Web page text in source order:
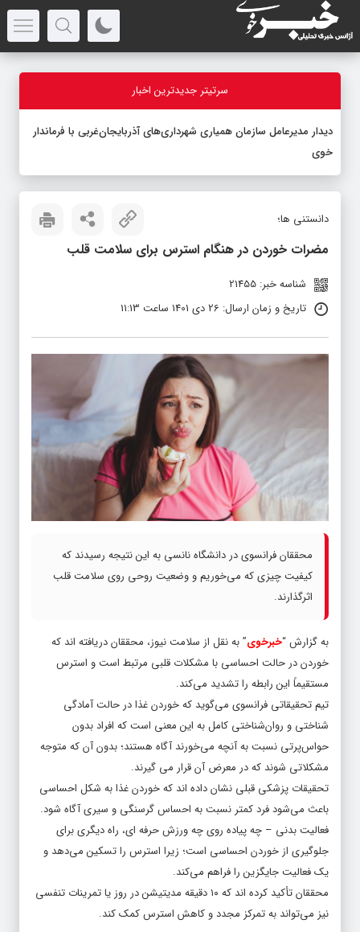
سرتیتر جدیدترین اخبار
دیدار مدیرعامل سازمان همیاری شهرداری‌های آذربایجان‌غربی با فرماندار
خوی
دانستنی ها؛
مضرات خوردن در هنگام استرس برای سلامت قلب
شناسه خبر: 21455
تاریخ و زمان ارسال: 26 دی 1401 ساعت 11:13
محققان فرانسوی در دانشگاه نانسی به این نتیجه رسیدند که
کیفیت چیزی که می‌خوریم و وضعیت روحی روی سلامت قلب
اثرگذارند.
به گزارش “خبرخوی” به نقل از سلامت نیوز، محققان دریافته اند که
خوردن در حالت احساسی با مشکلات قلبی مرتبط است و استرس
مستقیماً این رابطه را تشدید می‌کند.
تیم تحقیقاتی فرانسوی می‌گوید که خوردن غذا در حالت آمادگی
شناختی و روان‌شناختی کامل به این معنی است که افراد بدون
حواس‌پرتی نسبت به آنچه می‌خورند آگاه هستند؛ بدون آن که متوجه
مشکلاتی شوند که در معرض آن قرار می گیرند.
تحقیقات پزشکی قبلی نشان داده اند که خوردن غذا به شکل احساسی
باعث می‌شود فرد کمتر نسبت به احساس گرسنگی و سیری آگاه شود.
فعالیت بدنی – چه پیاده روی چه ورزش حرفه ای، راه دیگری برای
جلوگیری از خوردن احساسی است؛ زیرا استرس را تسکین می‌دهد و
یک فعالیت جایگزین را فراهم می‌کند.
محققان تأکید کرده اند که ۱۰ دقیقه مدیتیشن در روز یا تمرینات تنفسی
نیز می‌تواند به تمرکز مجدد و کاهش استرس کمک کند.